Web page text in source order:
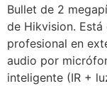
Bullet de 2
de Hikvision.
profesional en
audio por
inteligente (IR +